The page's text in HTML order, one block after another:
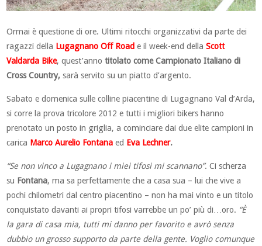
Ormai è questione di ore. Ultimi ritocchi organizzativi da parte dei
ragazzi della Lugagnano Off Road e il week-end dellaScott
Valdarda Bike, quest’anno titolato come Campionato Italiano di
Cross Country, sarà servito su un piatto d’argento.
Sabato e domenica sulle colline piacentine di Lugagnano Val d’Arda,
si corre la prova tricolore 2012 e tutti i migliori bikers hanno
prenotato un posto in griglia, a cominciare dai due elite campioni in
carica Marco Aurelio Fontana ed Eva Lechner.
“Se non vinco a Lugagnano i miei tifosi mi scannano”. Ci scherza
su Fontana, ma sa perfettamente che a casa sua – lui che vive a
pochi chilometri dal centro piacentino – non ha mai vinto e un titolo
conquistato davanti ai propri tifosi varrebbe un po’ più di…oro. “È
la gara di casa mia, tutti mi danno per favorito e avrò senza
dubbio un grosso supporto da parte della gente. Voglio comunque